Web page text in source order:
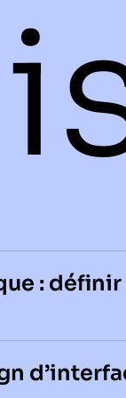
: définir